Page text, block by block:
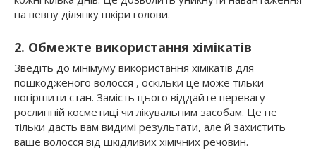
на певну ділянку шкіри голови.
2. Обмежте використання хімікатів
Зведіть до мінімуму використання хімікатів для
пошкодженого волосся , оскільки це може тільки
погіршити стан. Замість цього віддайте перевагу
рослинній косметиці чи лікувальним засобам. Це не
тільки дасть вам видимі результати, але й захистить
ваше волосся від шкідливих хімічних речовин.